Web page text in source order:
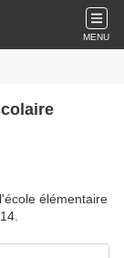
MENU
élémentaire